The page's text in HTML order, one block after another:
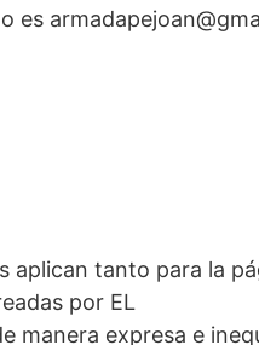
es
aplican tanto para la
por EL
manera expresa e